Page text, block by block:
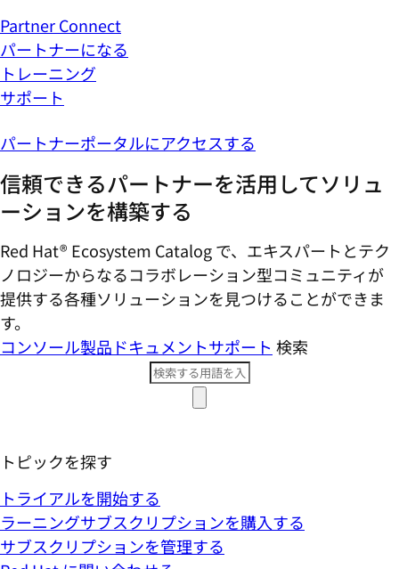
パートナーになる
トレーニング
サポート
信頼できるパートナーを活用してソリュ
ーションを構築する
ノロジーからなるコラボレーション型コミ​ュニティが
提供する各種ソリューションを見つけることができま
す。
コンソール
ラーニングサブスクリプションを購入する
サブスクリプションを管理する
Red Hat に問い合わせる